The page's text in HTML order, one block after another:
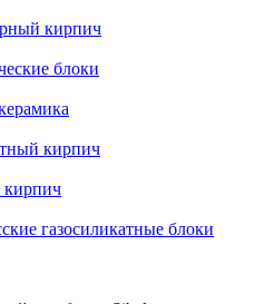
кирпич
блоки
кирпич
газосиликатные блоки